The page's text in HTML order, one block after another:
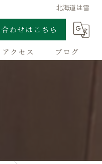
北海道は雪
わせはこちら
アクセス ブログ